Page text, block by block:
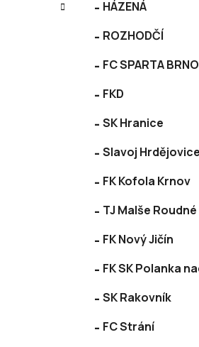
e
HÁZENÁ
ROZHODČÍ
FC SPARTA BRNO
FKD
SK Hranice
Slavoj Hrdějovice
FK Kofola Krnov
TJ Malše Roudné
FK Nový Jičín
FK SK Polanka
SK Rakovník
FC Strání